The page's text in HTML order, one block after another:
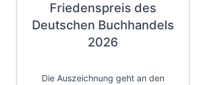
Friedenspreis des
Deutschen Buchhandels
2026
Die Auszeichnung geht an den